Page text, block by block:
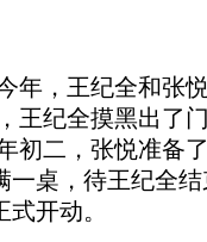
，王纪全和张
王纪全摸黑出了
初二，张悦准备
一桌，待王纪全
开动。